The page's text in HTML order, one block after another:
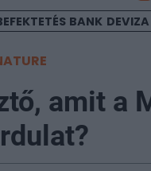
BANK DEVIZA
amit a